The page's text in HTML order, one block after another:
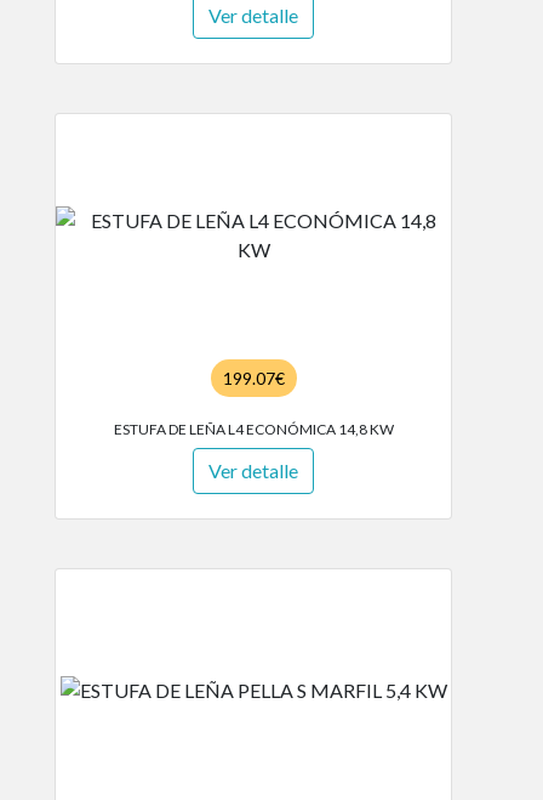
Ver detalle
199.07€
ESTUFA DE LEÑA L4 ECONÓMICA 14,8 KW
Ver detalle